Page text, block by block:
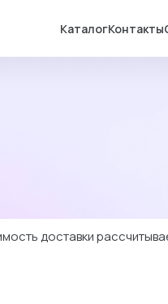
КаталогКонтакты
доставки